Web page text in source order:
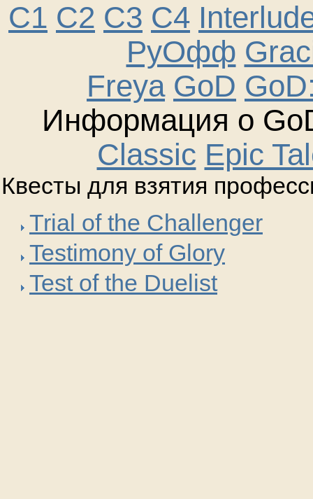
C1 C2 C3 C4
РуОфф
Freya GoD
Информация о
Classic Epic
Квесты для взятия
Trial of the Challenger
Testimony of Glory
Test of the Duelist